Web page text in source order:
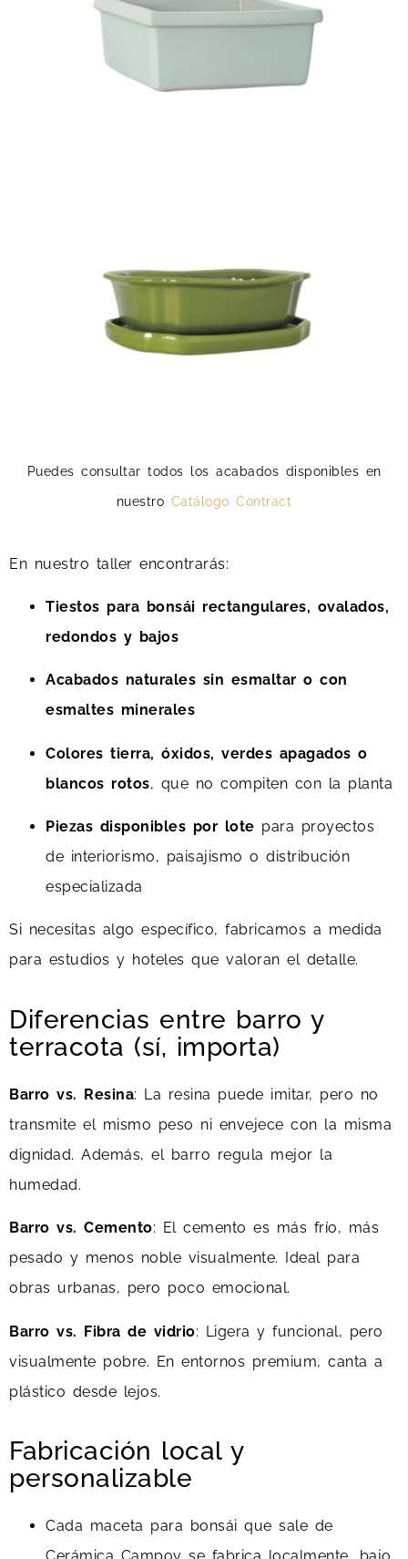
Puedes consultar todos los acabados disponibles en
nuestro Catálogo Contract
En nuestro taller encontrarás:
Tiestos para bonsái rectangulares, ovalados,
redondos y bajos
Acabados naturales sin esmaltar o con
esmaltes minerales
Colores tierra, óxidos, verdes apagados o
blancos rotos, que no compiten con la planta
Piezas disponibles por lote para proyectos
de interiorismo, paisajismo o distribución
especializada
Si necesitas algo específico, fabricamos a medida
para estudios y hoteles que valoran el detalle.
Diferencias entre barro y
terracota (sí, importa)
Barro vs. Resina: La resina puede imitar, pero no
transmite el mismo peso ni envejece con la misma
dignidad. Además, el barro regula mejor la
humedad.
Barro vs. Cemento: El cemento es más frío, más
pesado y menos noble visualmente. Ideal para
obras urbanas, pero poco emocional.
Barro vs. Fibra de vidrio: Ligera y funcional, pero
visualmente pobre. En entornos premium, canta a
plástico desde lejos.
Fabricación local y
personalizable
Cada maceta para bonsái que sale de